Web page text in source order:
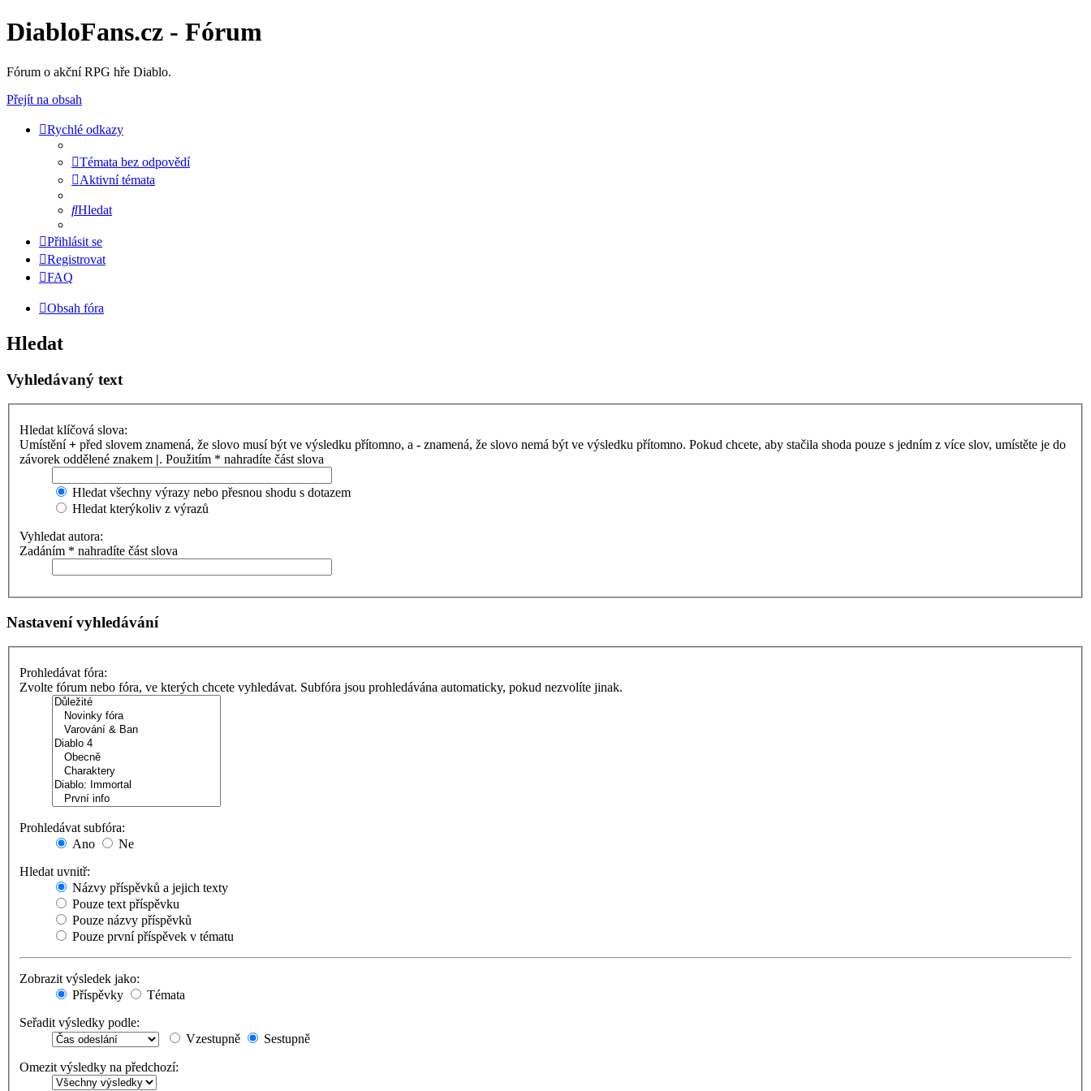
DiabloFans.cz - Fórum
Fórum o akční RPG hře Diablo.
Přejít na obsah
Rychlé odkazy
Témata bez odpovědí
Aktivní témata
Hledat
Přihlásit se
Registrovat
FAQ
Obsah fóra
Hledat
Vyhledávaný text
Hledat klíčová slova:
Umístění+ před slovem znamená, že slovo musí být ve výsledku přítomno, a - znamená, že slovo nemá být ve výsledku přítomno. Pokud chcete, aby stačila shoda pouze s jedním z více slov, umístěte je do
závorek oddělené znakem |. Použitím * nahradíte část slova
Hledat všechny výrazy nebo přesnou shodu s dotazem
Hledat kterýkoliv z výrazů
Vyhledat autora:
Zadáním * nahradíte část slova
Nastavení vyhledávání
Prohledávat fóra:
Zvolte fórum nebo fóra, ve kterých chcete vyhledávat. Subfóra jsou prohledávána automaticky, pokud nezvolíte jinak.
Prohledávat subfóra:
Ano
Ne
Hledat uvnitř:
Názvy příspěvků a jejich texty
Pouze text příspěvku
Pouze názvy příspěvků
Pouze první příspěvek v tématu
Zobrazit výsledek jako:
Příspěvky
Témata
Seřadit výsledky podle:
Vzestupně
Sestupně
Omezit výsledky na předchozí: